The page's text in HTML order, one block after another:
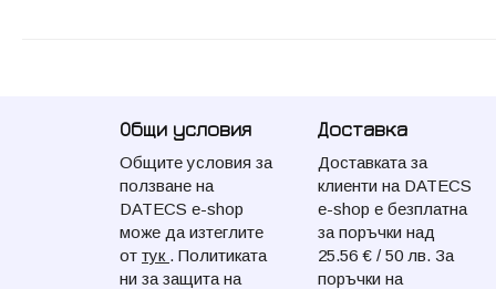
Общи условия
Общите условия за
ползване на
DATECS e-shop
може да изтеглите
от тук . Политиката
ни за защита на
Доставка
Доставката за
клиенти на DATECS
e-shop e безплатна
за поръчки над
25.56 € / 50 лв. За
поръчки на